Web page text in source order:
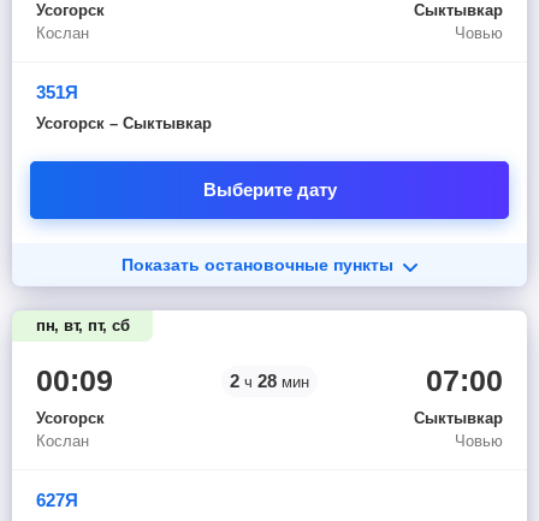
Усогорск
Кослан
Сыктывкар
Човью
351Я
Усогорск – Сыктывкар
Выберите дату
Показать остановочные пункты
00:09
Усогорск
Кослан
2 ч 28 мин 07:00
Сыктывкар
Човью
627Я
пн, вт, пт, сб